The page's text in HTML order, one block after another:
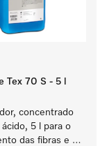
Tex 70 S - 5 l
concentrado
5 l para o
das fibras e